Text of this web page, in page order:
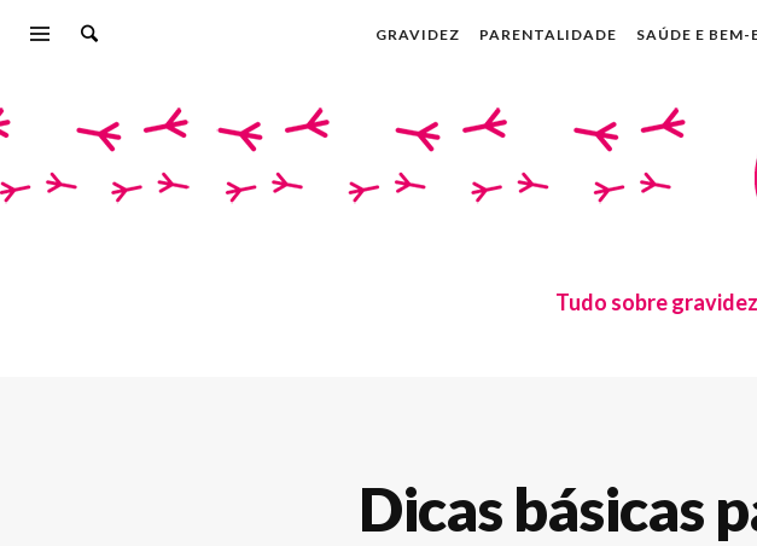
GRAVIDEZ PARENTALIDADE SAÚDE E BEM-
Tudo sobre
Dicas básicas